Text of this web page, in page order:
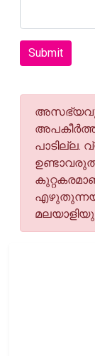
Submit
അസഭ്യവും
പാടില്ല.